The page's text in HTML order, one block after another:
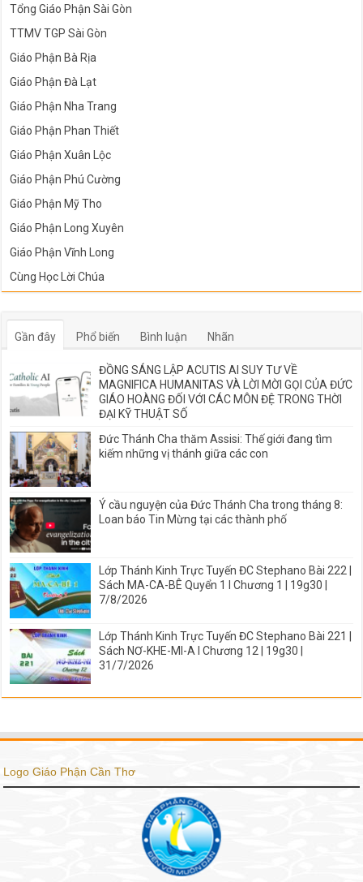
Tổng Giáo Phận Sài Gòn
TTMV TGP Sài Gòn
Giáo Phận Bà Rịa
Giáo Phận Đà Lạt
Giáo Phận Nha Trang
Giáo Phận Phan Thiết
Giáo Phận Xuân Lộc
Giáo Phận Phú Cường
Giáo Phận Mỹ Tho
Giáo Phận Long Xuyên
Giáo Phận Vĩnh Long
Cùng Học Lời Chúa
Gần đây Phổ biến Bình luận Nhãn
ĐỒNG SÁNG LẬP ACUTIS AI SUY TƯ VỀ
MAGNIFICA HUMANITAS VÀ LỜI MỜI GỌI CỦA ĐỨC
GIÁO HOÀNG ĐỐI VỚI CÁC MÔN ĐỆ TRONG THỜI
ĐẠI KỸ THUẬT SỐ
Đức Thánh Cha thăm Assisi: Thế giới đang tìm
kiếm những vị thánh giữa các con
Ý cầu nguyện của Đức Thánh Cha trong tháng 8:
Loan báo Tin Mừng tại các thành phố
Lớp Thánh Kinh Trực Tuyến ĐC Stephano Bài 222 |
Sách MA-CA-BÊ Quyển 1 I Chương 1 | 19g30 |
7/8/2026
Lớp Thánh Kinh Trực Tuyến ĐC Stephano Bài 221 |
Sách NƠ-KHE-MI-A I Chương 12 | 19g30 |
31/7/2026
Logo Giáo Phận Cần Thơ